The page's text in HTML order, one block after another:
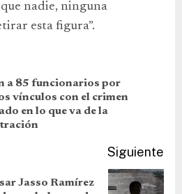
nadie, ninguna
esta figura”.
a 85 funcionarios por
vínculos con el crimen
en lo que va de la
Siguiente
Jasso Ramírez